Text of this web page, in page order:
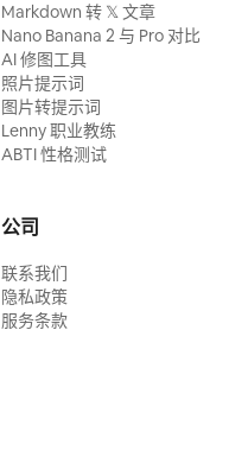
Markdown 转 𝕏 文章
Nano Banana 2 与 Pro 对比
AI 修图工具
照片提示词
图片转提示词
Lenny 职业教练
ABTI 性格测试
公司
联系我们
隐私政策
服务条款